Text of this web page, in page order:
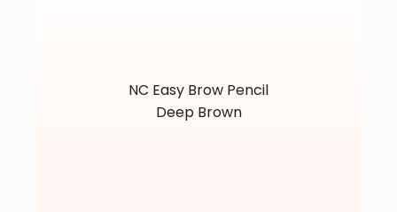
NC Easy Brow Pencil
Deep Brown